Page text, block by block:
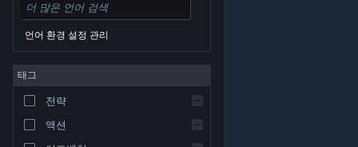
© Valve Corporation. 모든 권리 보유. 모든 상표는 미국
및 기타 국가에서 각각 해당 소유자의 재산입니다.
환불| 쿠키
언어 환경 설정 관리
태그
전략
액션